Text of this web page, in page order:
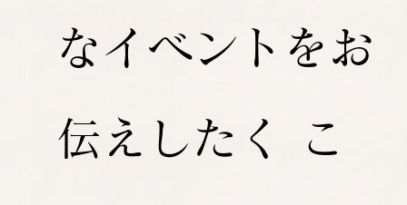
なイベントをお
伝えしたく こ